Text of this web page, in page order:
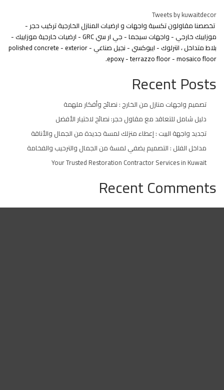
Tweets by kuwaitdecor
تخصصنا مقاولون تكسية واجهات و ارضيات المنازل الخارجية تركيب حجر -
موزاييك خارجي - واجهات سيجما - جي ار سي GRC - ارضيات خارجية موزاييك -
بلاط متداخل ، انترلوك - ايبوكسي - نجيل صناعي - polished concrete - exterior
epoxy - terrazzo floor - mosaico floor.
Recent Posts
تصميم واجهات منازل من الخارج : نصائح وأفكار ملهمة
دليل شامل للتعاقد مع مقاول حجر: نصائح لاختيار الأفضل
تجديد واجهة البيت : إعطاء منزلك لمسة جديدة من الجمال والأناقة
مداخل الفلل : التصميم يضفي لمسة من الجمال والترحيب والفخامة
Your Trusted Restoration Contractor Services in Kuwait
Recent Comments